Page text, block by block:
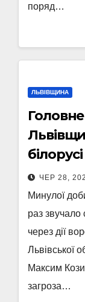
поряд…
ЛЬВІВЩИНА
білорусі
ЧЕР 28,
Минулої
раз звучало
через дії
Львівської
Максим
загроза…